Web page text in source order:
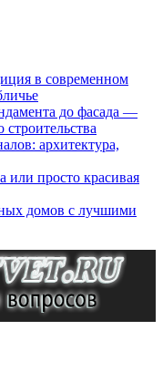
в современном
до фасада —
архитектура,
или просто красивая
домов с лучшими